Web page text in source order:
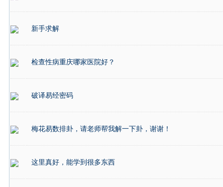
新手求解
检查性病重庆哪家医院好？
破译易经密码
梅花易数排卦，请老师帮我解一下卦，谢谢！
这里真好，能学到很多东西